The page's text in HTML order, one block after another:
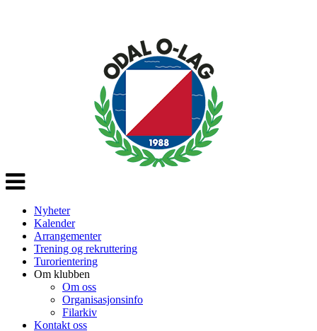
Veksle
navigasjon
Nyheter
Kalender
Arrangementer
Trening og rekruttering
Turorientering
Om klubben
Om oss
Organisasjonsinfo
Filarkiv
Kontakt oss